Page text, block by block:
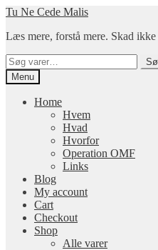
Spring
navigation
Spring
indhold
Tu Ne Cede Malis
Læs mere, forstå mere. Skad
Søg
efter:
Menu
Home
Hvem
Hvad
Hvorfor
Operation OMF
Links
Blog
My account
Cart
Checkout
Shop
Alle varer